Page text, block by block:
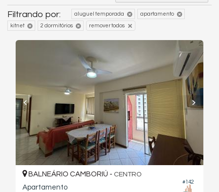
Filtrando por: aluguel temporada apartamento
kitnet 2 dormitórios remover todos
#142
BALNEÁRIO CAMBORIÚ - CENTRO
Apartamento